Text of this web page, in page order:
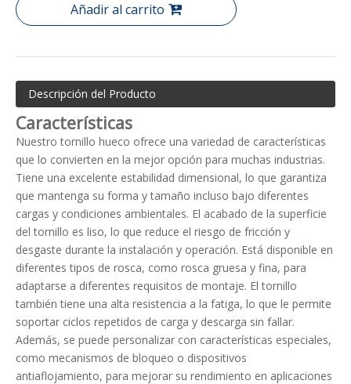
Añadir al carrito
Descripción del Producto
Características
Nuestro tornillo hueco ofrece una variedad de características
que lo convierten en la mejor opción para muchas industrias.
Tiene una excelente estabilidad dimensional, lo que garantiza
que mantenga su forma y tamaño incluso bajo diferentes
cargas y condiciones ambientales. El acabado de la superficie
del tornillo es liso, lo que reduce el riesgo de fricción y
desgaste durante la instalación y operación. Está disponible en
diferentes tipos de rosca, como rosca gruesa y fina, para
adaptarse a diferentes requisitos de montaje. El tornillo
también tiene una alta resistencia a la fatiga, lo que le permite
soportar ciclos repetidos de carga y descarga sin fallar.
Además, se puede personalizar con características especiales,
como mecanismos de bloqueo o dispositivos
antiaflojamiento, para mejorar su rendimiento en aplicaciones